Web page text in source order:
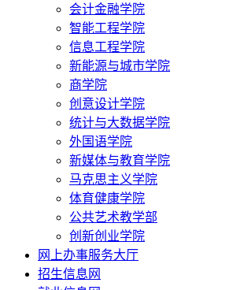
会计金融学院
智能工程学院
信息工程学院
新能源与城市学院
商学院
创意设计学院
统计与大数据学院
外国语学院
新媒体与教育学院
马克思主义学院
体育健康学院
公共艺术教学部
创新创业学院
网上办事服务大厅
招生信息网